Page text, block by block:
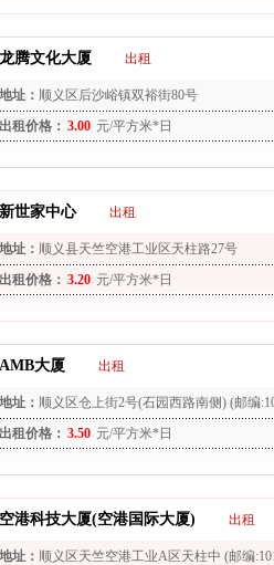
龙腾文化大厦 出租
地址： 顺义区后沙峪镇双裕街80号
出租价格： 3.00 元/平方米*日
新世家中心 出租
地址： 顺义县天竺空港工业区天柱路27号
出租价格： 3.20 元/平方米*日
AMB大厦 出租
地址： 顺义区仓上街2号(石园西路南侧) (邮编
出租价格： 3.50 元/平方米*日
空港科技大厦(空港国际大厦) 出租
地址： 顺义区天竺空港工业A区天柱中 (邮编